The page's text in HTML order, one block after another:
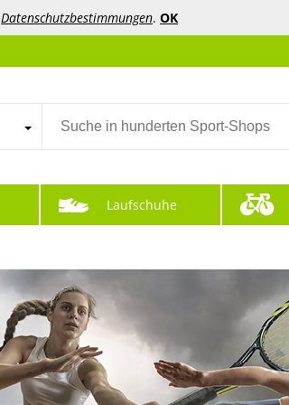
Datenschutzbestimmungen. OK
Laufschuhe